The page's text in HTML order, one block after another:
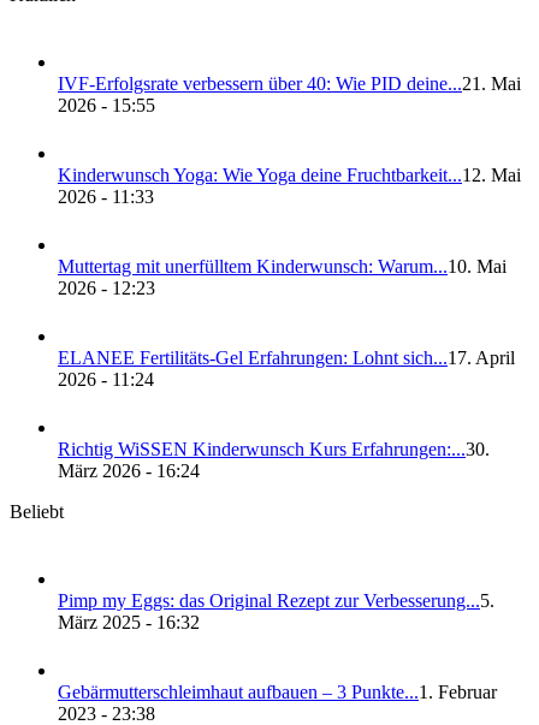
IVF-Erfolgs­ra­te ver­bes­sern über 40: Wie PID dei­ne...21. Mai
2026 - 15:55
Kin­der­wunsch Yoga: Wie Yoga dei­ne Frucht­bar­keit...12. Mai
2026 - 11:33
Mut­ter­tag mit uner­füll­tem Kin­der­wunsch: War­um...10. Mai
2026 - 12:23
ELANEE Fer­ti­li­täts-Gel Erfah­run­gen: Lohnt sich...17. April
2026 - 11:24
Rich­tig WiS­SEN Kin­der­wunsch Kurs Erfah­run­gen:...30.
März 2026 - 16:24
Beliebt
Pimp my Eggs: das Ori­gi­nal Rezept zur Ver­bes­se­rung...5.
März 2025 - 16:32
Gebär­mut­ter­schleim­haut auf­bau­en – 3 Punk­te...1. Februar
2023 - 23:38